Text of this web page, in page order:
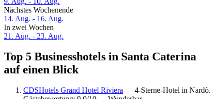
Nächstes Wochenende
14. Aug. - 16. Aug.
In zwei Wochen
21. Aug. - 23. Aug.
Top 5 Businesshotels in Santa Caterina
auf einen Blick
CDSHotels Grand Hotel Riviera — 4-Sterne-Hotel in Nardò.